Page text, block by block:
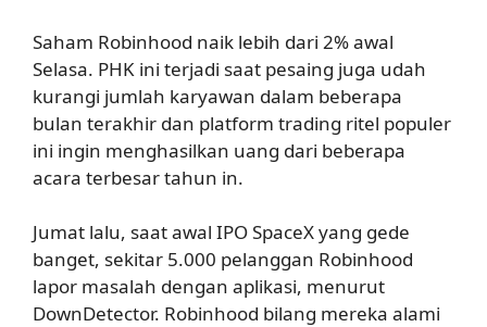
Saham Robinhood naik lebih dari 2% awal
Selasa. PHK ini terjadi saat pesaing juga udah
kurangi jumlah karyawan dalam beberapa
bulan terakhir dan platform trading ritel populer
ini ingin menghasilkan uang dari beberapa
acara terbesar tahun in.
Jumat lalu, saat awal IPO SpaceX yang gede
banget, sekitar 5.000 pelanggan Robinhood
lapor masalah dengan aplikasi, menurut
DownDetector. Robinhood bilang mereka alami